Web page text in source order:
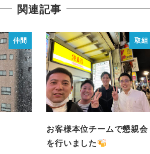
関連記事
仲間 取組
お客様本位チームで懇親会
を行いました